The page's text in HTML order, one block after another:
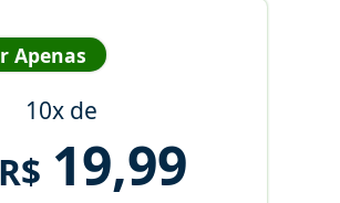
Apenas
10x de
R$ 19,99